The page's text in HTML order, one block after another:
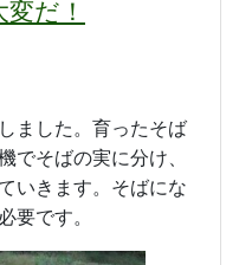
だ！
ました。育ったそば
でそばの実に分け、
いきます。そばにな
要です。